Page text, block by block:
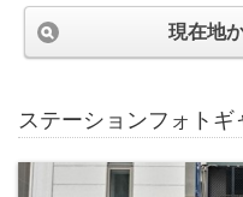
現在地
ステーションフォトギ